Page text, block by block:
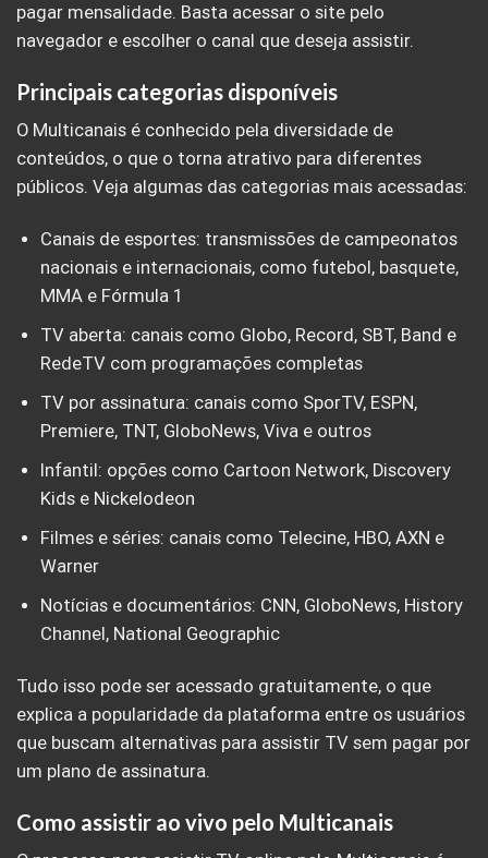
pagar mensalidade. Basta acessar o site pelo
navegador e escolher o canal que deseja assistir.
Principais categorias disponíveis
O Multicanais é conhecido pela diversidade de
conteúdos, o que o torna atrativo para diferentes
públicos. Veja algumas das categorias mais acessadas:
Canais de esportes: transmissões de campeonatos
nacionais e internacionais, como futebol, basquete,
MMA e Fórmula 1
TV aberta: canais como Globo, Record, SBT, Band e
RedeTV com programações completas
TV por assinatura: canais como SporTV, ESPN,
Premiere, TNT, GloboNews, Viva e outros
Infantil: opções como Cartoon Network, Discovery
Kids e Nickelodeon
Filmes e séries: canais como Telecine, HBO, AXN e
Warner
Notícias e documentários: CNN, GloboNews, History
Channel, National Geographic
Tudo isso pode ser acessado gratuitamente, o que
explica a popularidade da plataforma entre os usuários
que buscam alternativas para assistir TV sem pagar por
um plano de assinatura.
Como assistir ao vivo pelo Multicanais